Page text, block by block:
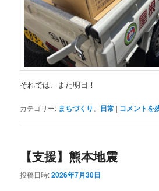
それでは、また明日！
カテゴリー: まちづくり 日常 | コメントを
【支援】熊本地震
投稿日時:2026年7月30日